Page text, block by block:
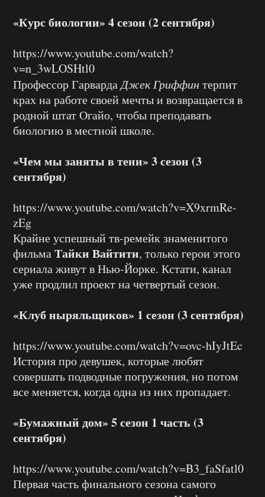
«Курс биологии» 4 сезон (2 сентября)
https://www.youtube.com/watch?
v=n_3wLOSHtl0
Профессор ГарвардаДжек Гриффин терпит
крах на работе своей мечты и возвращается в
родной штат Огайо, чтобы преподавать
биологию в местной школе.
«Чем мы заняты в тени» 3 сезон (3
сентября)
https://www.youtube.com/watch?v=X9xrmRe-
zEg
Крайне успешный тв-ремейк знаменитого
фильмаТайки Вайтити, только герои этого
сериала живут в Нью-Йорке. Кстати, канал
уже продлил проект на четвертый сезон.
«Клуб ныряльщиков» 1 сезон (3 сентября)
https://www.youtube.com/watch?v=ovc-hIyJtEc
История про девушек, которые любят
совершать подводные погружения, но потом
все меняется, когда одна из них пропадает.
«Бумажный дом» 5 сезон 1 часть (3
сентября)
https://www.youtube.com/watch?v=B3_faSfatl0
Первая часть финального сезона самого